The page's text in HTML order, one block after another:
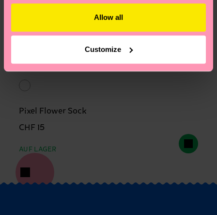
Allow all
Customize
Pixel Flower Sock
CHF 15
AUF LAGER